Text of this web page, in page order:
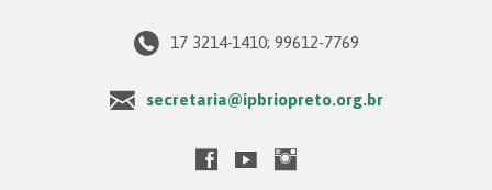
17 3214-1410; 99612-7769
secretaria@ipbriopreto.org.br